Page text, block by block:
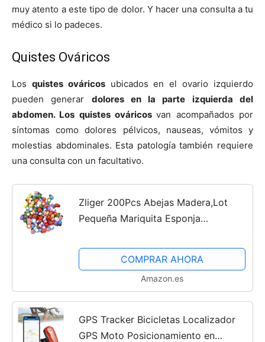
muy atento a este tipo de dolor. Y hacer una consulta a tu
médico si lo padeces.
Quistes Ováricos
Los quistes ováricosubicados en el ovario izquierdo
pueden generar dolores en la parte izquierda del
abdomen. Los quistes ováricosvan acompañados por
síntomas como dolores pélvicos, nauseas, vómitos y
molestias abdominales. Esta patología también requiere
una consulta con un facultativo.
Zliger 200Pcs Abejas Madera,Lot
Pequeña Mariquita Esponja
La Craft Mini para DIY Scrapbooking
Nevera/Pared Pegatina Niños...
COMPRAR AHORA
Amazon.es
GPS Tracker Bicicletas Localizador
GPS Moto Posicionamiento en